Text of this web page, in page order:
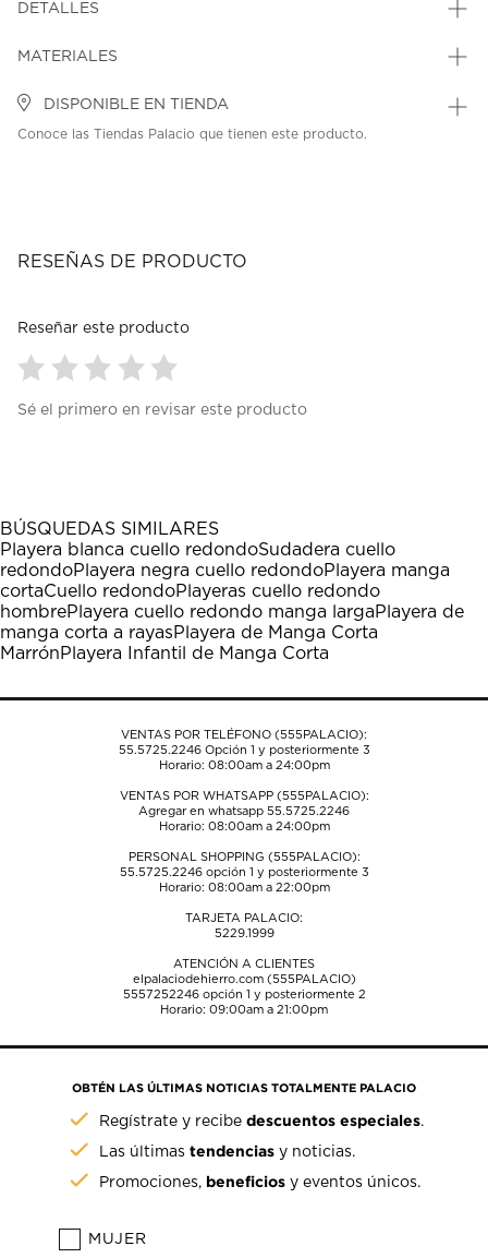
DETALLES
MATERIALES
DISPONIBLE EN TIENDA
Conoce las Tiendas Palacio que tienen este producto.
RESEÑAS DE PRODUCTO
Reseñar este producto
para
1
estrella
Esta
acción
abrirá
el
formulario
de
para
estrellas.
Esta
acción
abrirá
el
formulario
de
para
estrellas.
Esta
acción
abrirá
el
formulario
de
para
estrellas.
Esta
acción
abrirá
el
formulario
de
para
estrellas.
Esta
acción
abrirá
el
formulario
de
Sé el primero en revisar este producto
BÚSQUEDAS SIMILARES
Playera blanca cuello redondoSudadera cuello
redondoPlayera negra cuello redondoPlayera manga
cortaCuello redondoPlayeras cuello redondo
hombrePlayera cuello redondo manga largaPlayera de
manga corta a rayasPlayera de Manga Corta
MarrónPlayera Infantil de Manga Corta
VENTAS POR TELÉFONO (555PALACIO):
55.5725.2246Opción 1 y posteriormente 3
Horario: 08:00am a 24:00pm
VENTAS POR WHATSAPP (555PALACIO):
Agregar en whatsapp 55.5725.2246
Horario: 08:00am a 24:00pm
PERSONAL SHOPPING (555PALACIO):
55.5725.2246opción 1 y posteriormente 3
Horario: 08:00am a 22:00pm
TARJETA PALACIO:
5229.1999
ATENCIÓN A CLIENTES
elpalaciodehierro.com (555PALACIO)
5557252246opción 1 y posteriormente 2
Horario: 09:00am a 21:00pm
OBTÉN LAS ÚLTIMAS NOTICIAS TOTALMENTE PALACIO
Regístrate y recibedescuentos especiales.
Las últimastendencias y noticias.
Promociones, beneficios y eventos únicos.
MUJER